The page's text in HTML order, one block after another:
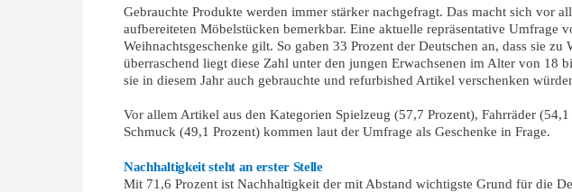
Gebrauchte Produkte werden immer stärker nachgefragt. Das macht sich vor
aufbereiteten Möbelstücken bemerkbar. Eine aktuelle repräsentative
Weihnachtsgeschenke gilt. So gaben 33 Prozent der Deutschen an, dass sie
überraschend liegt diese Zahl unter den jungen Erwachsenen im Alter von 18
sie in diesem Jahr auch gebrauchte und refurbished Artikel verschenken
Vor allem Artikel aus den Kategorien Spielzeug (57,7 Prozent), Fahrräder
Schmuck (49,1 Prozent) kommen laut der Umfrage als Geschenke in Frage.
Nachhaltigkeit steht an erster Stelle
Mit 71,6 Prozent ist Nachhaltigkeit der mit Abstand wichtigste Grund für die